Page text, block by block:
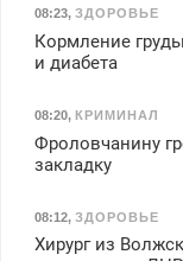
08:23, ЗДОРОВЬЕ
Кормление
и диабета
08:20, КРИМИНАЛ
Фроловчанину
закладку
08:12, ЗДОРОВЬЕ
Хирург из